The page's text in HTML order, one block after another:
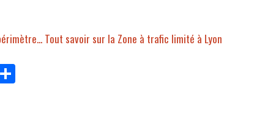
Tout savoir sur la Zone à trafic limité à Lyon